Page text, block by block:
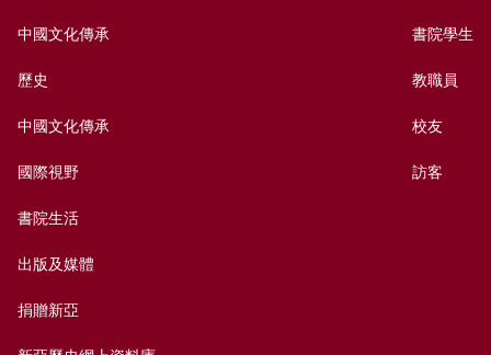
中國文化傳承
歷史
中國文化傳承
國際視野
書院生活
出版及媒體
捐贈新亞
書院學生
教職員
校友
訪客